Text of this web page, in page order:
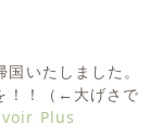
いたしました。
！！（←大げさで
Plus